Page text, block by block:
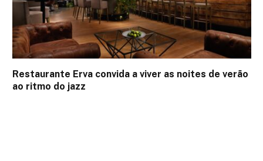
Restaurante Erva convida a viver as noites de verão
ao ritmo do jazz